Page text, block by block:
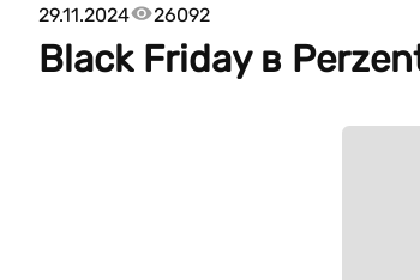
29.11.2024
26092
Black Friday в